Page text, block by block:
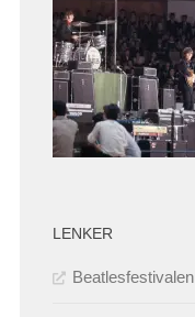
LENKER
Beatlesfestivalen